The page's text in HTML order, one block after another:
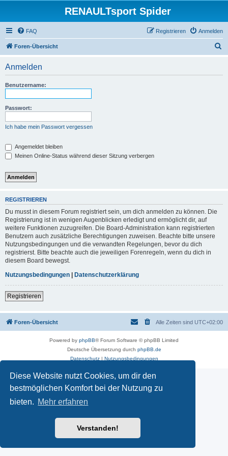
Diese Website nutzt Cookies, um dir den
bestmöglichen Komfort bei der Nutzung zu
bieten. Mehr erfahren
Verstanden!
RENAULTsport Spider
FAQ Anmelden
Registrieren
Foren-Übersicht
Anmelden
Benutzername:
Passwort:
Ich habe mein Passwort vergessen
Angemeldet bleiben
Meinen Online-Status während dieser Sitzung verbergen
REGISTRIEREN
Du musst in diesem Forum registriert sein, um dich anmelden zu können. Die
Registrierung ist in wenigen Augenblicken erledigt und ermöglicht dir, auf
weitere Funktionen zuzugreifen. Die Board-Administration kann registrierten
Benutzern auch zusätzliche Berechtigungen zuweisen. Beachte bitte unsere
Nutzungsbedingungen und die verwandten Regelungen, bevor du dich
registrierst. Bitte beachte auch die jeweiligen Forenregeln, wenn du dich in
diesem Board bewegst.
Nutzungsbedingungen | Datenschutzerklärung
Registrieren
Foren-Übersicht Alle Zeiten sind UTC+02:00
Powered by phpBB® Forum Software © phpBB Limited
Deutsche Übersetzung durch phpBB.de
Datenschutz| Nutzungsbedingungen